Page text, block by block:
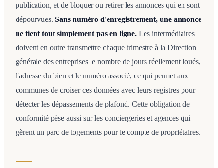
publication, et de bloquer ou retirer les annonces qui en sont
dépourvues. Sans numéro d'enregistrement, une annonce
ne tient tout simplement pas en ligne. Les intermédiaires
doivent en outre transmettre chaque trimestre à la Direction
générale des entreprises le nombre de jours réellement loués,
l'adresse du bien et le numéro associé, ce qui permet aux
communes de croiser ces données avec leurs registres pour
détecter les dépassements de plafond. Cette obligation de
conformité pèse aussi sur les conciergeries et agences qui
gèrent un parc de logements pour le compte de propriétaires.